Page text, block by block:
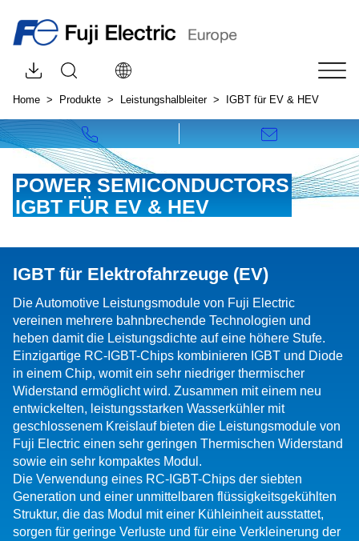
Home Produkte Leistungshalbleiter IGBT für EV & HEV
Rufen Sie uns an! Schreiben
POWER SEMICONDUCTORS
IGBT FÜR EV & HEV
IGBT für Elektrofahrzeuge (EV)
Die Automotive Leistungsmodule von Fuji Electric
vereinen mehrere bahnbrechende Technologien und
heben damit die Leistungsdichte auf eine höhere Stufe.
Einzigartige RC-IGBT-Chips kombinieren IGBT und Diode
in einem Chip, womit ein sehr niedriger thermischer
Widerstand ermöglicht wird. Zusammen mit einem neu
entwickelten, leistungsstarken Wasserkühler mit
geschlossenem Kreislauf bieten die Leistungsmodule von
Fuji Electric einen sehr geringen Thermischen Widerstand
sowie ein sehr kompaktes Modul.
Die Verwendung eines RC-IGBT-Chips der siebten
Generation und einer unmittelbaren flüssigkeitsgekühlten
Struktur, die das Modul mit einer Kühleinheit ausstattet,
sorgen für geringe Verluste und für eine Verkleinerung der